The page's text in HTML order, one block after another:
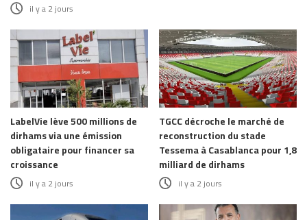
il y a 2 jours
LabelVie lève 500 millions de
dirhams via une émission
obligataire pour financer sa
croissance
il y a 2 jours
TGCC décroche le marché de
reconstruction du stade
Tessema à Casablanca pour 1,8
milliard de dirhams
il y a 2 jours